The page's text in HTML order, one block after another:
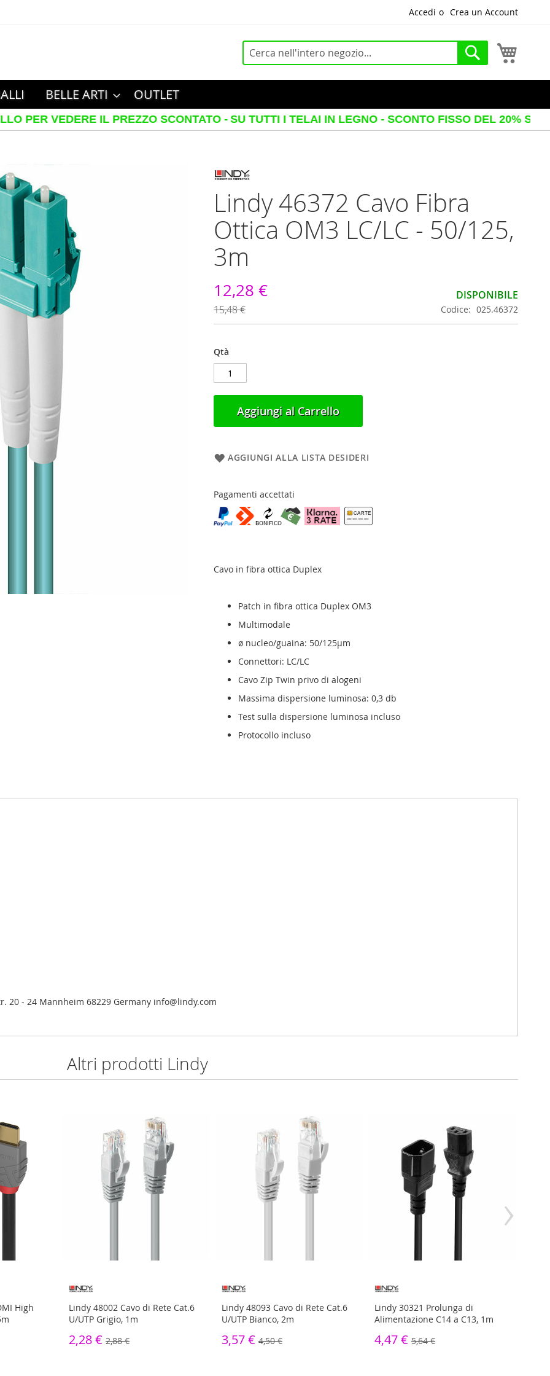
Accedi Crea un Account
Cerca
Cerca
BELLE ARTI OUTLET
VEDERE IL PREZZO SCONTATO - SU TUTTI I TELAI IN LEGNO - SCONTO FISSO DEL 20% SUL
Lindy 46372 Cavo Fibra
Ottica OM3 LC/LC - 50/125,
3m
12,28 €
15,48 €
DISPONIBILE
Codice 025.46372
Qtà
Aggiungi al Carrello
AGGIUNGI ALLA LISTA DESIDERI
Pagamenti accettati
Cavo in fibra ottica Duplex
Patch in fibra ottica Duplex OM3
Multimodale
ø nucleo/guaina: 50/125µm
Connettori: LC/LC
Cavo Zip Twin privo di alogeni
Massima dispersione luminosa: 0,3 db
Test sulla dispersione luminosa incluso
Protocollo incluso
20 - 24 Mannheim 68229 Germany info@lindy.com
Altri prodotti Lindy
High
Lindy 48002 Cavo di Rete Cat.6
U/UTP Grigio, 1m
2,28 € 2,88 €
Lindy 48093 Cavo di Rete Cat.6
U/UTP Bianco, 2m
3,57 € 4,50 €
Lindy 30321 Prolunga di
Alimentazione C14 a C13, 1m
4,47 € 5,64 €
›